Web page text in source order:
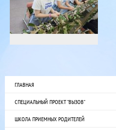
ГЛАВНАЯ
СПЕЦИАЛЬНЫЙ ПРОЕКТ "ВЫЗОВ"
ШКОЛА ПРИЕМНЫХ РОДИТЕЛЕЙ